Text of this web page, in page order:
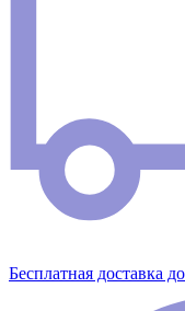
Бесплатная доставка